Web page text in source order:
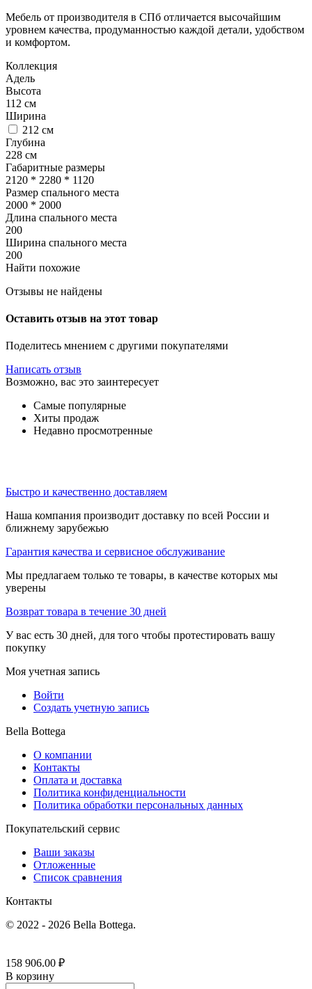
Мебель от производителя в СПб отличается высочайшим
уровнем качества, продуманностью каждой детали, удобством
и комфортом.
Коллекция
Адель
Высота
112 см
Ширина
212 см
Глубина
228 см
Габаритные размеры
2120 * 2280 * 1120
Размер спального места
2000 * 2000
Длина спального места
200
Ширина спального места
200
Найти похожие
Отзывы не найдены
Оставить отзыв на этот товар
Поделитесь мнением с другими покупателями
Написать отзыв
Возможно, вас это заинтересует
Самые популярные
Хиты продаж
Недавно просмотренные
Быстро и качественно доставляем
Наша компания производит доставку по всей России и
ближнему зарубежью
Гарантия качества и сервисное обслуживание
Мы предлагаем только те товары, в качестве которых мы
уверены
Возврат товара в течение 30 дней
У вас есть 30 дней, для того чтобы протестировать вашу
покупку
Моя учетная запись
Войти
Создать учетную запись
Bella Bottega
О компании
Контакты
Оплата и доставка
Политика конфиденциальности
Политика обработки персональных данных
Покупательский сервис
Ваши заказы
Отложенные
Список сравнения
Контакты
© 2022 - 2026 Bella Bottega.
158 906.00 ₽
В корзину